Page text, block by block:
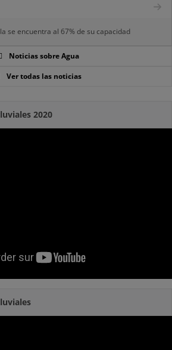
se encuentra al 67% de su capacidad
Noticias sobre Agua
Ver todas las noticias
2020